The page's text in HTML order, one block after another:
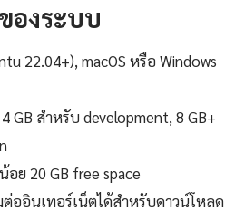
องระบบ
22.04+), macOS หรือ Windows
GB สำหรับ development, 8 GB+
อย 20 GB free space
ออินเทอร์เน็ตได้สำหรับดาวน์โหลด